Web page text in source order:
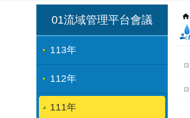
01流域管理平台會議
113年
112年
111年